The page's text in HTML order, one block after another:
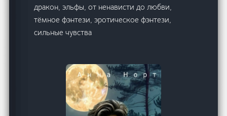
дракон, эльфы, от ненависти до любви,
тёмное фэнтези, эротическое фэнтези,
сильные чувства